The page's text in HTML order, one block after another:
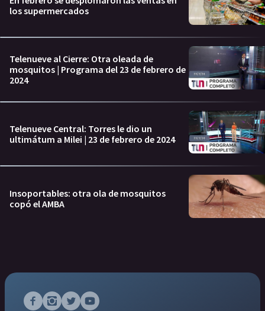
los supermercados
Telenueve al Cierre: Otra oleada de
mosquitos | Programa del 23 de febrero de
2024
Telenueve Central: Torres le dio un
ultimátum a Milei | 23 de febrero de 2024
Insoportables: otra ola de mosquitos
copó el AMBA